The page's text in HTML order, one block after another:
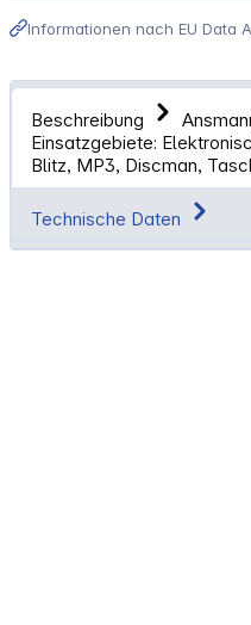
Informationen nach EU Data
Beschreibung
Einsatzgebiete:
Blitz, MP3, Discman,
Technische Daten